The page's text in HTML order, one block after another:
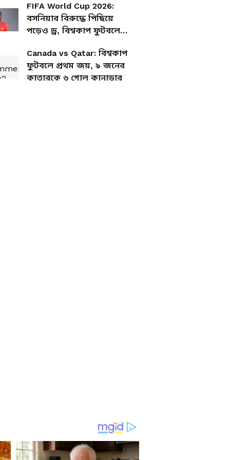
FIFA World Cup 2026:
বসনিয়ার বিরুদ্ধে পিছিয়ে
পড়েও ড্র, বিশ্বকাপ ফুটবলে
Canada vs Qatar: বিশ্বকাপ
ফুটবলে প্রথম জয়, ৯ জনের
কাতারকে ৬ গোল কানাডার